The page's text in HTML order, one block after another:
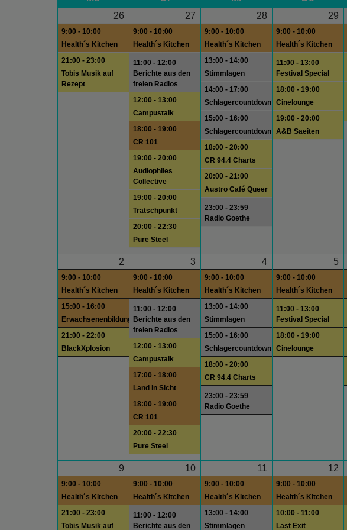
26
9:00 - 10:00
Health´s Kitchen
21:00 - 23:00
Tobis Musik auf
Rezept
27
9:00 - 10:00
Health´s Kitchen
11:00 - 12:00
Berichte aus den
freien Radios
12:00 - 13:00
Campustalk
18:00 - 19:00
CR 101
19:00 - 20:00
Audiophiles
Collective
19:00 - 20:00
Tratschpunkt
20:00 - 22:30
Pure Steel
28
9:00 - 10:00
Health´s Kitchen
13:00 - 14:00
Stimmlagen
14:00 - 17:00
Schlagercountdown
15:00 - 16:00
Schlagercountdown
18:00 - 20:00
CR 94.4 Charts
20:00 - 21:00
Austro Café Queer
23:00 - 23:59
Radio Goethe
29
9:00 - 10:00
Health´s Kitchen
11:00 - 13:00
Festival Special
18:00 - 19:00
Cinelounge
19:00 - 20:00
A&B Saeiten
2
9:00 - 10:00
Health´s Kitchen
15:00 - 16:00
Erwachsenenbildung
21:00 - 22:00
BlackXplosion
3
9:00 - 10:00
Health´s Kitchen
11:00 - 12:00
Berichte aus den
freien Radios
12:00 - 13:00
Campustalk
17:00 - 18:00
Land in Sicht
18:00 - 19:00
CR 101
20:00 - 22:30
Pure Steel
4
9:00 - 10:00
Health´s Kitchen
13:00 - 14:00
Stimmlagen
15:00 - 16:00
Schlagercountdown
18:00 - 20:00
CR 94.4 Charts
23:00 - 23:59
Radio Goethe
5
9:00 - 10:00
Health´s Kitchen
11:00 - 13:00
Festival Special
18:00 - 19:00
Cinelounge
9
9:00 - 10:00
Health´s Kitchen
21:00 - 23:00
Tobis Musik auf
10
9:00 - 10:00
Health´s Kitchen
11:00 - 12:00
Berichte aus den
11
9:00 - 10:00
Health´s Kitchen
13:00 - 14:00
Stimmlagen
12
9:00 - 10:00
Health´s Kitchen
10:00 - 11:00
Last Exit